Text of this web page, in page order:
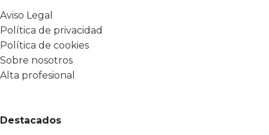
Aviso Legal
Política de privacidad
Política de cookies
Sobre nosotros
Alta profesional
Destacados